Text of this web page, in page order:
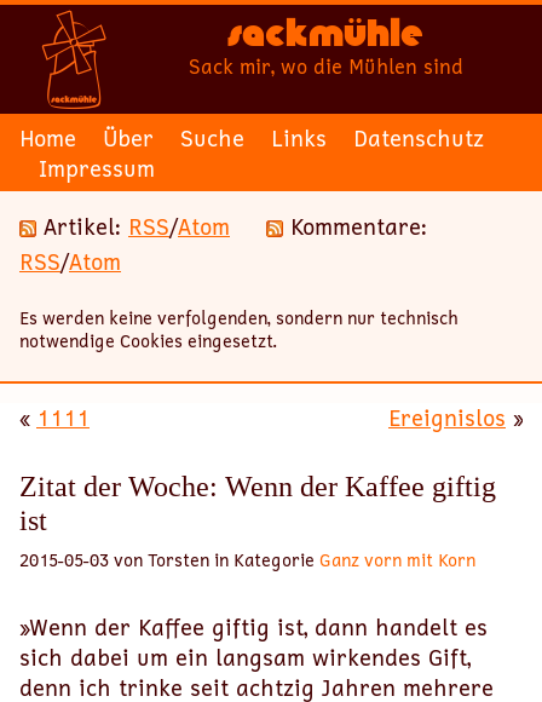
Sackmühle
Sack mir, wo die Mühlen sind
Home Über Suche Links
Datenschutz
Impressum
Artikel: RSS/Atom
Kommentare:
RSS/Atom
Es werden keine verfolgenden, sondern nur technisch
notwendige Cookies eingesetzt.
« 1111 Ereignislos »
Zitat der Woche: Wenn der Kaffee giftig
ist
2015-05-03 von Torsten in Kategorie Ganz vorn mit Korn
»Wenn der Kaffee giftig ist, dann handelt es
sich dabei um ein langsam wirkendes Gift,
denn ich trinke seit achtzig Jahren mehrere